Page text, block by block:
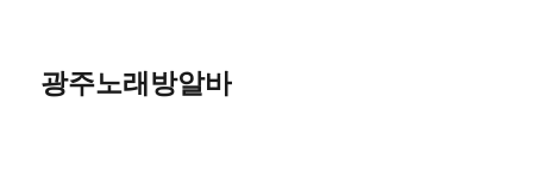
광주노래방알바